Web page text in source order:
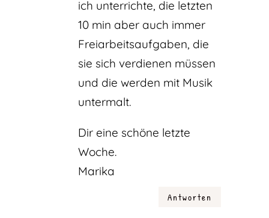
ich unterrichte, die letzten
10 min aber auch immer
Freiarbeitsaufgaben, die
sie sich verdienen müssen
und die werden mit Musik
untermalt.
Dir eine schöne letzte
Woche.
Marika
Antworten